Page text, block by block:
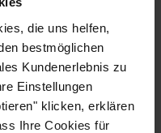
die uns helfen,
bestmöglichen
Kundenerlebnis zu
Einstellungen
klicken, erklären
Ihre Cookies für
werden (Art.Nr.